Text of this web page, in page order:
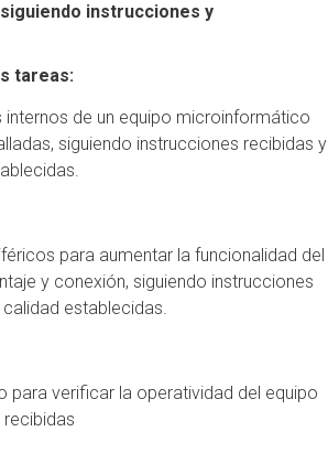
instrucciones y
tareas:
de un equipo microinformático
siguiendo instrucciones recibidas y
para aumentar la funcionalidad del
y conexión, siguiendo instrucciones
establecidas.
verificar la operatividad del equipo